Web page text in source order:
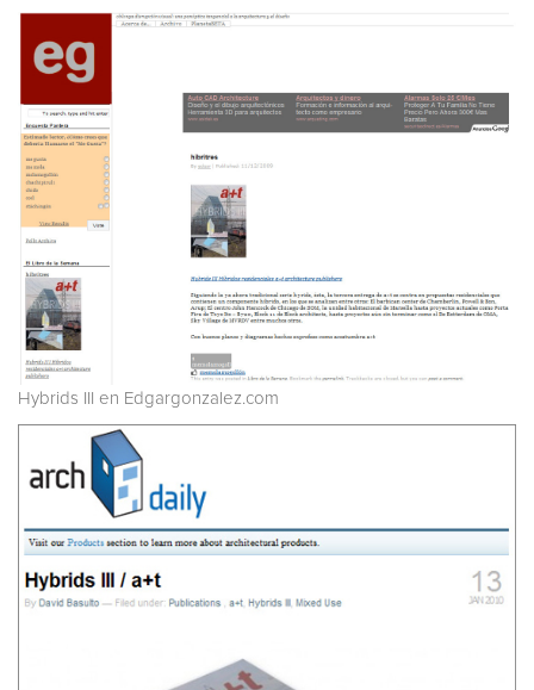
Hybrids III en Edgargonzalez.com